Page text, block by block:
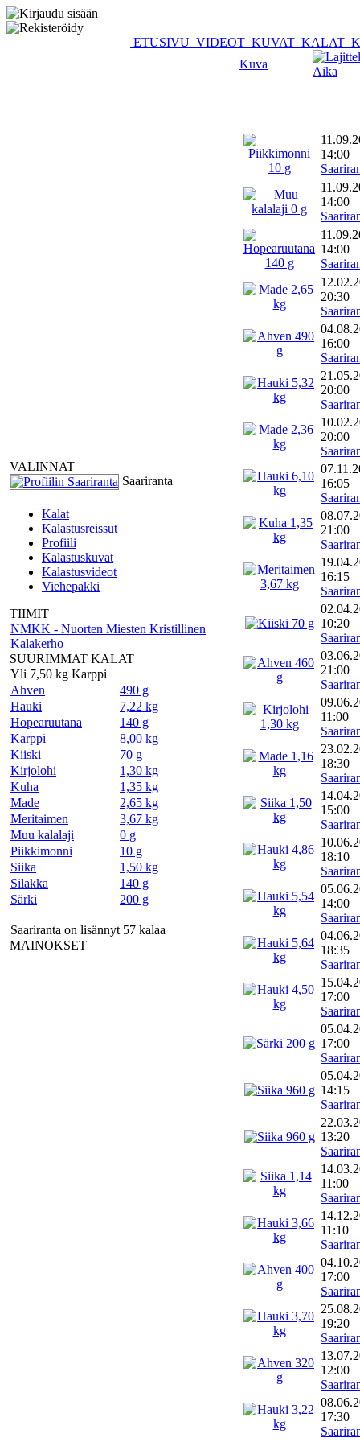
ETUSIVU VIDEOT KUVAT KALAT
VALINNAT
Saariranta
Kalat
Kalastusreissut
Profiili
Kalastuskuvat
Kalastusvideot
Viehepakki
TIIMIT
NMKK - Nuorten Miesten Kristillinen
Kalakerho
SUURIMMAT KALAT
Yli 7,50 kg Karppi
Ahven
490 g
Hauki
7,22 kg
Hopearuutana
140 g
Karppi
8,00 kg
Kiiski
70 g
Kirjolohi
1,30 kg
Kuha
1,35 kg
Made
2,65 kg
Meritaimen
3,67 kg
Muu kalalaji
0 g
Piikkimonni
10 g
Siika
1,50 kg
Silakka
140 g
Särki
200 g
Saariranta on lisännyt 57 kalaa
MAINOKSET
Kuva
Aika
14:00
14:00
14:00
20:30
16:00
20:00
20:00
16:05
21:00
16:15
10:20
21:00
11:00
18:30
15:00
18:10
14:00
18:35
17:00
17:00
14:15
13:20
11:00
11:10
17:00
19:20
12:00
17:30